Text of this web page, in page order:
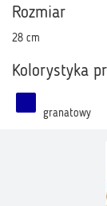
Rozmiar
28 cm
Kolorystyka
granatowy